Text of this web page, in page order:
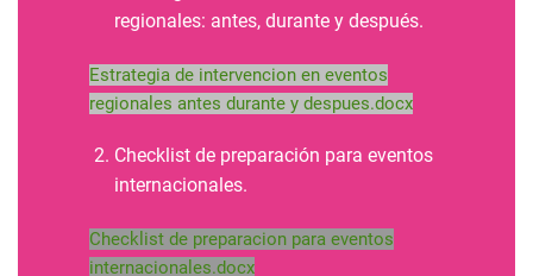
regionales: antes, durante y después.
Estrategia de intervencion en eventos
regionales antes durante y despues.docx
Checklist de preparación para eventos
internacionales.
Checklist de preparacion para eventos
internacionales.docx